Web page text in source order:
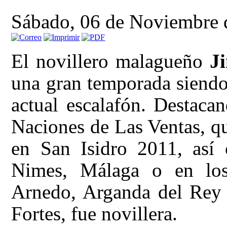
Sábado, 06 de Noviembre
El novillero malagueño
una gran temporada
actual escalafón.
Naciones de Las Ventas,
en San Isidro 2011, así
Nimes, Málaga o en
Arnedo, Arganda del
Fortes, fue novillera.